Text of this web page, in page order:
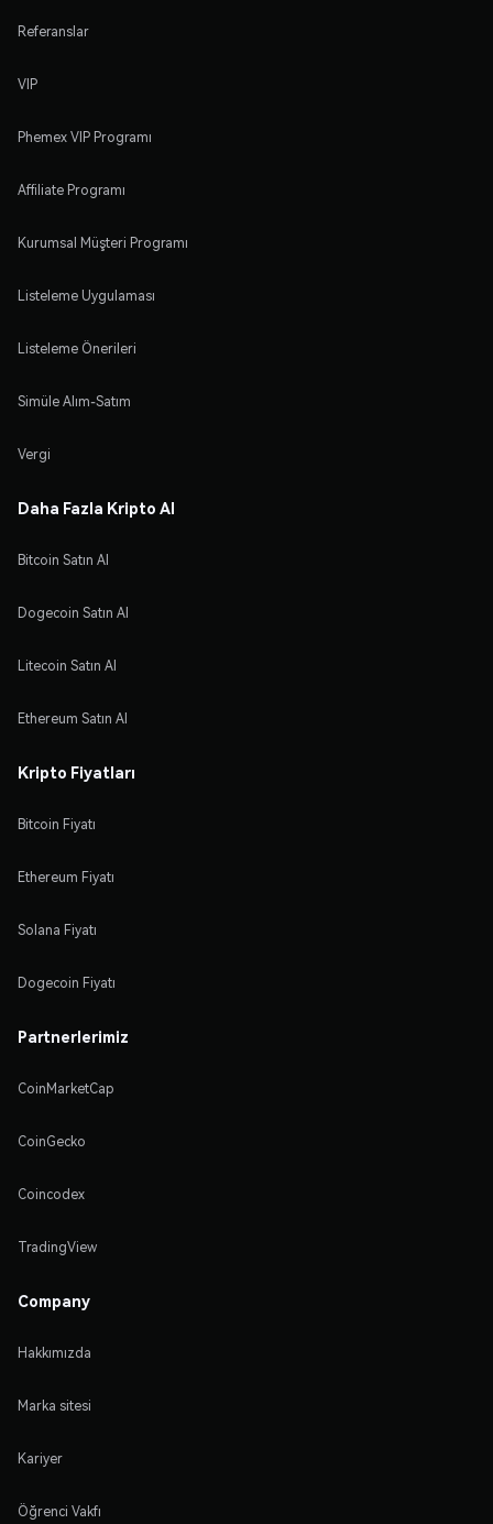
Referanslar
VIP
Phemex VIP Programı
Affiliate Programı
Kurumsal Müşteri Programı
Listeleme Uygulaması
Listeleme Önerileri
Simüle Alım-Satım
Vergi
Daha Fazla Kripto Al
Bitcoin Satın Al
Dogecoin Satın Al
Litecoin Satın Al
Ethereum Satın Al
Kripto Fiyatları
Bitcoin Fiyatı
Ethereum Fiyatı
Solana Fiyatı
Dogecoin Fiyatı
Partnerlerimiz
CoinMarketCap
CoinGecko
Coincodex
TradingView
Company
Hakkımızda
Marka sitesi
Kariyer
Öğrenci Vakfı